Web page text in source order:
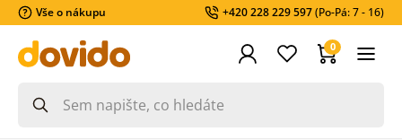
Vše o nákupu +420 228 229 597(Po-Pá: 7 - 16)
0